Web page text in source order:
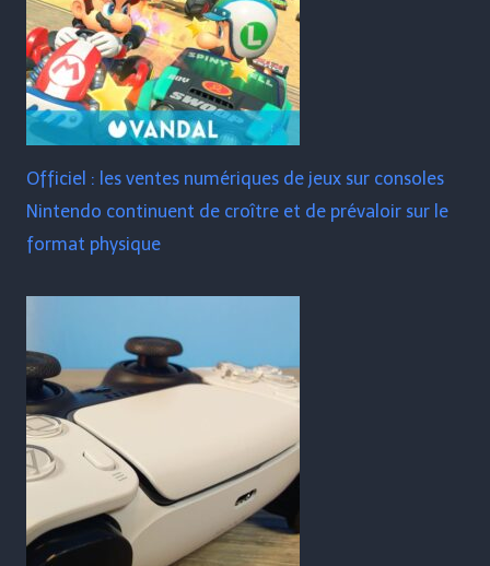
Officiel : les ventes numériques de jeux sur consoles
Nintendo continuent de croître et de prévaloir sur le
format physique